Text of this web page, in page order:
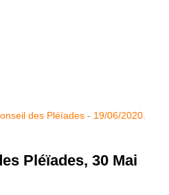
Pléïades, 30 Mai